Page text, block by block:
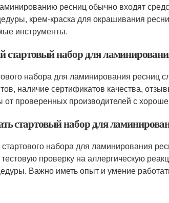
ресниц обычно входят
крем-краска для окрашивания
инструменты.
стартовый набор для
набора для ламинирования ресниц
наличие сертификатов качества,
проверенных производителей с
стартовый набор для
набора для ламинирования
проверку на аллергическую
Важно иметь опыт и умение